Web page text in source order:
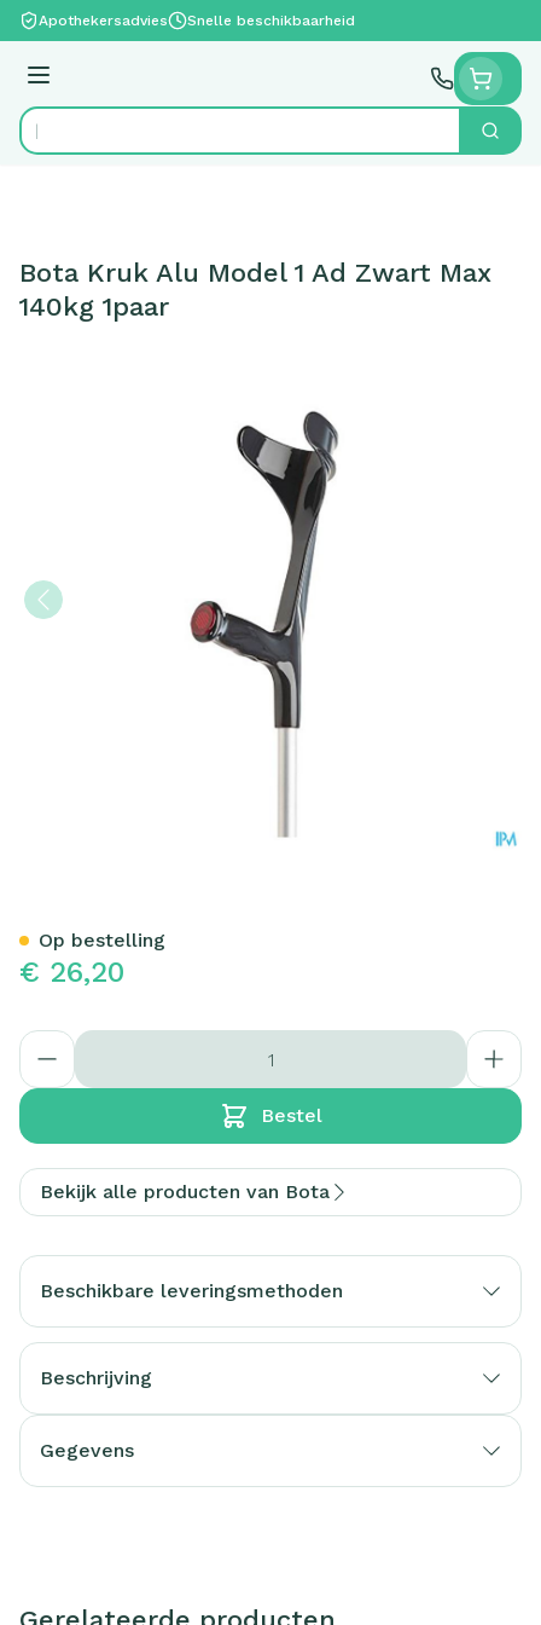
Ga naar de inhoud
Apothekersadvies Snelle beschikbaarheid
Menu
Product, merk, categorie... Zoek
Bota Kruk Alu Model 1 Ad Zwart Max
140kg 1paar
€ 26,20
Aantal
Bestel
Op bestelling
Bekijk alle producten van Bota
Beschikbare leveringsmethoden
Beschrijving
Gegevens